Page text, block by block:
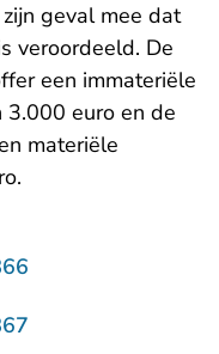
geval mee dat
veroordeeld. De
een immateriële
euro en de
materiële